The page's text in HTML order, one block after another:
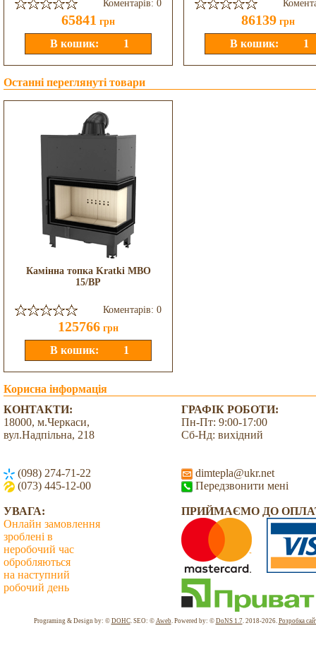
Коментарів: 0
65841 грн 86139 грн
Останні переглянуті товари
Камінна топка Kratki MBO
15/BP
Коментарів: 0
125766 грн
Корисна інформація
КОНТАКТИ:
18000, м.Черкаси,
вул.Надпільна, 218
(098) 274-71-22
(073) 445-12-00
ГРАФІК РОБОТИ:
Пн-Пт: 9:00-17:00
Сб-Нд: вихідний
dimtepla@ukr.net
Передзвонити мені
УВАГА:
Онлайн замовлення
зроблені в
неробочий час
обробляються
на наступний
робочий день
ПРИЙМАЄМО ДО
Programing & Design by: © DOHC. SEO: © Aweb. Powered by: © DoNS 1.7. 2018-2026. Розробка